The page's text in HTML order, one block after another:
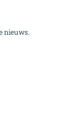
nieuws.